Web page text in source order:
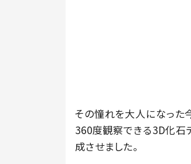
その憧れを大人になった
360度観察できる3D化石
成させました。